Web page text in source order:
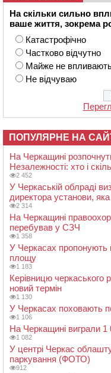
На скільки сильно
ваше життя, зокрема
Катастрофічно
Частково відчутно
Майже не
Не відчуваю
ПОПУЛЯРНЕ НА
На Черкащині
Незалежності: хто і
2 452
У Черкаській облраді
директора установи,
2 314
На Черкащині
перебував у СЗЧ
1 358
У Черкасах пропонують
площу
1 183
Керівницю черкаського
новий термін
1 130
У Черкасах поховають
1 106
На Черкащині виграли 1
1 082
У центрі Черкас
паркування (ФОТО)
912